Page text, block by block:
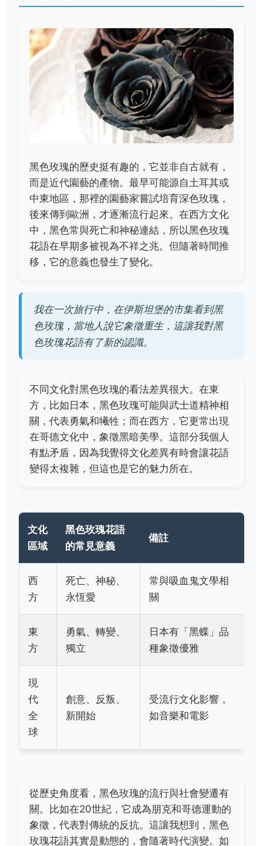
黑色玫瑰的歷史挺有趣的，它並非自古就有，
而是近代園藝的產物。最早可能源自土耳其或
中東地區，那裡的園藝家嘗試培育深色玫瑰，
後來傳到歐洲，才逐漸流行起來。在西方文化
中，黑色常與死亡和神秘連結，所以黑色玫瑰
花語在早期多被視為不祥之兆。但隨著時間推
移，它的意義也發生了變化。
我在一次旅行中，在伊斯坦堡的市集看到黑
色玫瑰，當地人說它象徵重生，這讓我對黑
色玫瑰花語有了新的認識。
不同文化對黑色玫瑰的看法差異很大。在東
方，比如日本，黑色玫瑰可能與武士道精神相
關，代表勇氣和犧牲；而在西方，它更常出現
在哥德文化中，象徵黑暗美學。這部分我個人
有點矛盾，因為我覺得文化差異有時會讓花語
變得太複雜，但這也是它的魅力所在。
文化
區域
黑色玫瑰花語
的常見意義
備註
西
方
死亡、神秘、
永恆愛
常與吸血鬼文學相
關
東
方
勇氣、轉變、
獨立
日本有「黑蝶」品
種象徵優雅
現
代
全
球
創意、反叛、
新開始
受流行文化影響，
如音樂和電影
從歷史角度看，黑色玫瑰的流行與社會變遷有
關。比如在20世紀，它成為朋克和哥德運動的
象徵，代表對傳統的反抗。這讓我想到，黑色
玫瑰花語其實是動態的，會隨著時代演變。如